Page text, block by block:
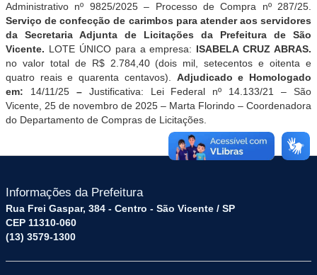
Administrativo nº 9825/2025 – Processo de Compra nº 287/25.
Serviço de confecção de carimbos para atender aos servidores
da Secretaria Adjunta de Licitações da Prefeitura de São
Vicente. LOTE ÚNICO para a empresa: ISABELA CRUZ ABRAS.
no valor total de R$ 2.784,40 (dois mil, setecentos e oitenta e
quatro reais e quarenta centavos). Adjudicadoe Homologado
em: 14/11/25– Justificativa: Lei Federal nº 14.133/21 – São
Vicente, 25 de novembro de 2025 – Marta Florindo – Coordenadora
do Departamento de Compras de Licitações.
Informações da Prefeitura
Rua Frei Gaspar, 384 - Centro - São Vicente / SP
CEP 11310-060
(13) 3579-1300